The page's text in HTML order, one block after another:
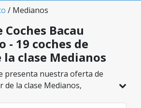
/ Medianos
Bacau
- 19 coches de
clase Medianos
presenta nuestra oferta de
de la clase Medianos,